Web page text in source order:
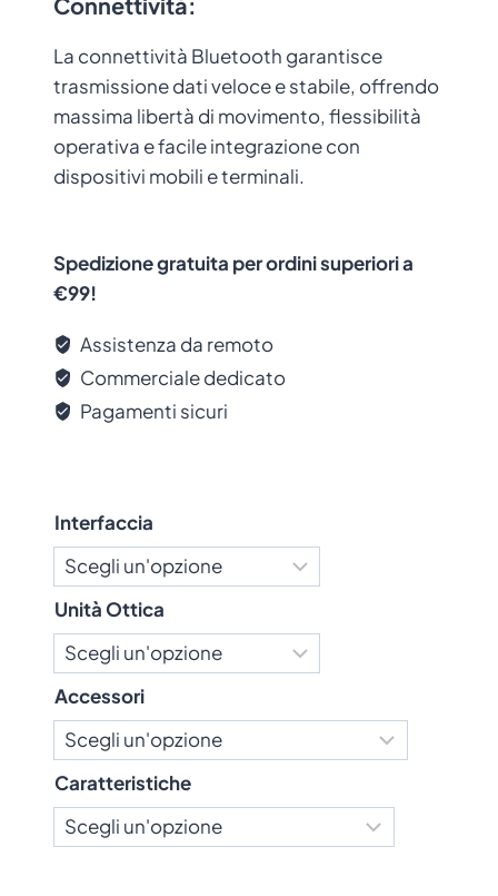
La connettività Bluetooth garantisce
trasmissione dati veloce e stabile, offrendo
massima libertà di movimento, flessibilità
operativa e facile integrazione con
dispositivi mobili e terminali.
Spedizione gratuita per ordini superiori a
€99!
Assistenza da remoto
Commerciale dedicato
Pagamenti sicuri
Interfaccia
Unità Ottica
Accessori
Caratteristiche